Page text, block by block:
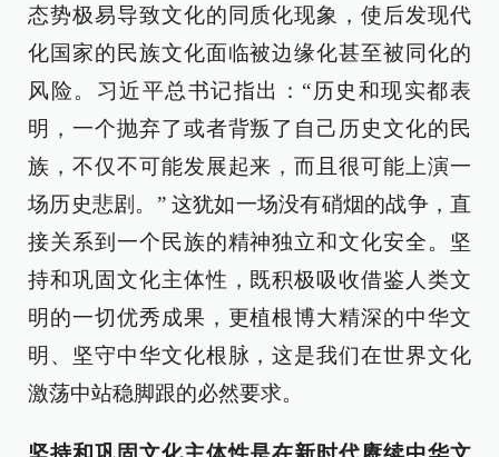
态势极易导致文化的同质化现象，使后发现代
化国家的民族文化面临被边缘化甚至被同化的
风险。习近平总书记指出：“历史和现实都表
明，一个抛弃了或者背叛了自己历史文化的民
族，不仅不可能发展起来，而且很可能上演一
场历史悲剧。” 这犹如一场没有硝烟的战争，直
接关系到一个民族的精神独立和文化安全。坚
持和巩固文化主体性，既积极吸收借鉴人类文
明的一切优秀成果，更植根博大精深的中华文
明、坚守中华文化根脉，这是我们在世界文化
激荡中站稳脚跟的必然要求。